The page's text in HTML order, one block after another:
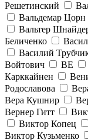
Решетинский
Вальдемар Цорн
Вальтер
Беличенко
Василий
Войтович
ВЕ
Карккайнен
Родославова
Вера Кушнир
Вернер Гитт
Виктор Копец
Виктор Кузьменко